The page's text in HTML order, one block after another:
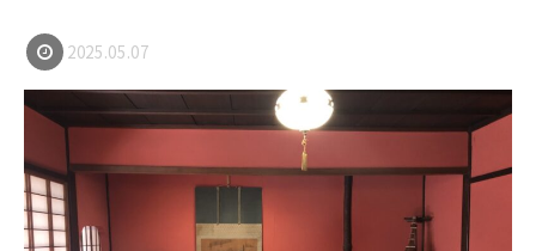
2025.05.07